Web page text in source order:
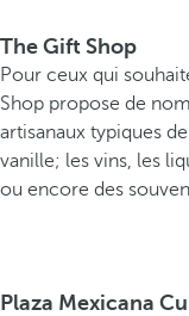
The Gift Shop
Pour ceux qui
Shop propose de
artisanaux typiques
vanille; les vins, les
ou encore des
Plaza Mexicana